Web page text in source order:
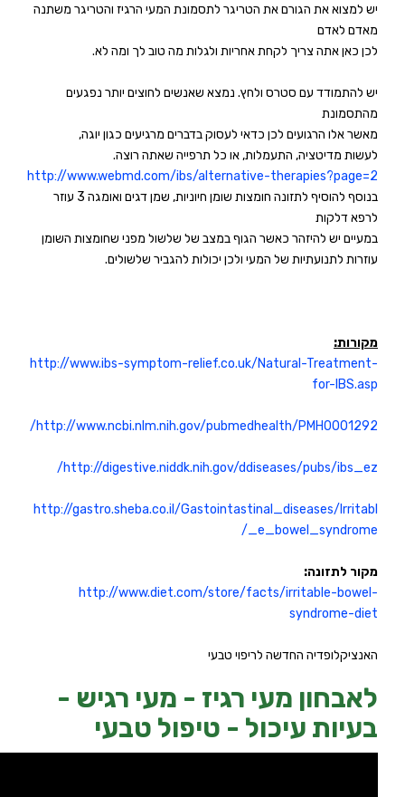
יש למצוא את הגורם את הטריגר לתסמונת המעי הרגיז והטריגר משתנה
מאדם לאדם
לכן כאן אתה צריך לקחת אחריות ולגלות מה טוב לך ומה לא.
יש להתמודד עם סטרס ולחץ. נמצא שאנשים לחוצים יותר נפגעים
מהתסמונת
מאשר אלו הרגועים לכן כדאי לעסוק בדברים מרגיעים כגון יוגה,
לעשות מדיטציה, התעמלות, או כל תרפייה שאתה רוצה.
http://www.webmd.com/ibs/alternative-therapies?page=2
בנוסף להוסיף לתזונה חומצות שומן חיוניות, שמן דגים ואומגה 3 עוזר
לרפא דלקות
במעיים יש להיזהר כאשר הגוף במצב של שלשול מפני שחומצות השומן
עוזרות לתנועתיות של המעי ולכן יכולות להגביר שלשולים.
מקורות:
http://www.ibs-symptom-relief.co.uk/Natural-Treatment-
for-IBS.asp
http://www.ncbi.nlm.nih.gov/pubmedhealth/PMH0001292
/
http://digestive.niddk.nih.gov/ddiseases/pubs/ibs_ez
/
http://gastro.sheba.co.il/Gastointastinal_diseases/Irritabl
e_bowel_syndrome
_/
מקור לתזונה:
http://www.diet.com/store/facts/irritable-bowel-
syndrome-diet
האנציקלופדיה החדשה לריפוי טבעי
לאבחון מעי רגיז - מעי רגיש -
בעיות עיכול - טיפול טבעי